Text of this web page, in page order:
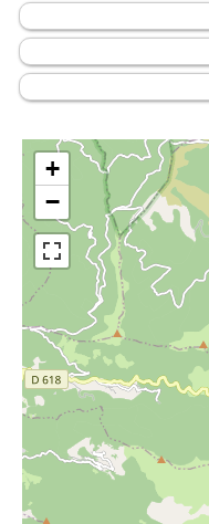
+
−